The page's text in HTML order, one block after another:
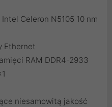
Celeron N5105 10 nm
Ethernet
RAM DDR4-2933
niesamowitą jakość